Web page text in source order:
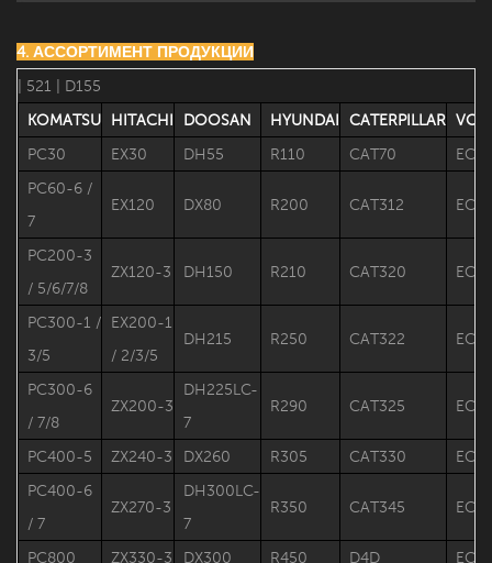
4. АССОРТИМЕНТ ПРОДУКЦИИ
| 521 ​​| D155
KOMATSU
HITACHI DOOSAN HYUNDAI CATERPILLAR
PC30
EX30 DH55 R110 CAT70
PC60-6 /
7
EX120 DX80 R200 CAT312
PC200-3
/ 5/6/7/8
ZX120-3 DH150 R210 CAT320
PC300-1 /
3/5
EX200-1
/ 2/3/5
DH215 R250 CAT322
PC300-6
/ 7/8
ZX200-3
DH225LC-
7
R290 CAT325
PC400-5 ZX240-3 DX260 R305 CAT330
PC400-6
/ 7
ZX270-3
DH300LC-
7
R350 CAT345
PC800 ZX330-3 DX300 R450 D4D